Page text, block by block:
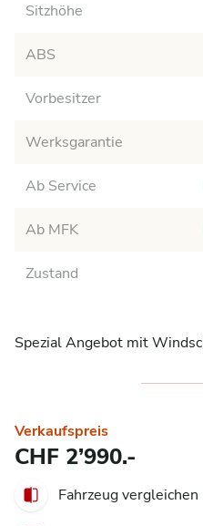
Sitzhöhe
ABS
Vorbesitzer
Werksgarantie
Ab Service
Ab MFK
Zustand
Spezial Angebot mit
Verkaufspreis
CHF 2’990.-
Fahrzeug vergleichen